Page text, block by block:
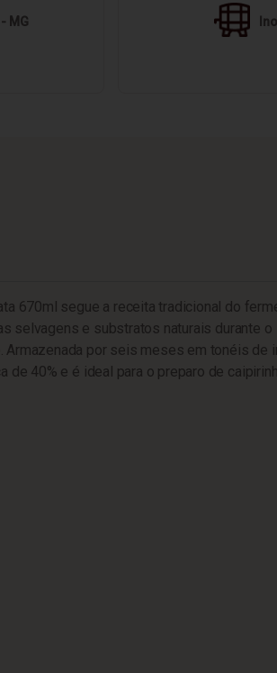
MG
670ml segue a receita tradicional do
selvagens e substratos naturais durante o
Armazenada por seis meses em tonéis de
de 40% e é ideal para o preparo de